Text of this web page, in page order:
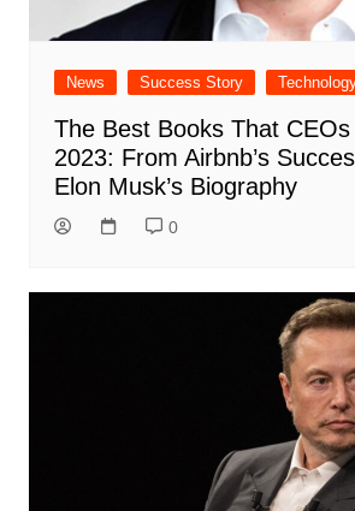
News Success Story
The Best Books That
2023: From Airbnb’s
Elon Musk’s Biography
0